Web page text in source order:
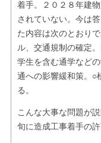
着手。２０２８年建
されていない。今は
た内容は次のとおり
ル、交通規制の確定
学生を含む通学など
通への影響緩和策。
る。
こんな大事な問題が
旬に造成工事着手の許